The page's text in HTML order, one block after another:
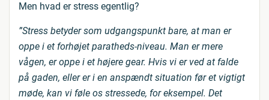
Men hvad er stress egentlig?
”Stress betyder som udgangspunkt bare, at man er
oppe i et forhøjet paratheds-niveau. Man er mere
vågen, er oppe i et højere gear. Hvis vi er ved at falde
på gaden, eller er i en anspændt situation før et vigtigt
møde, kan vi føle os stressede, for eksempel. Det